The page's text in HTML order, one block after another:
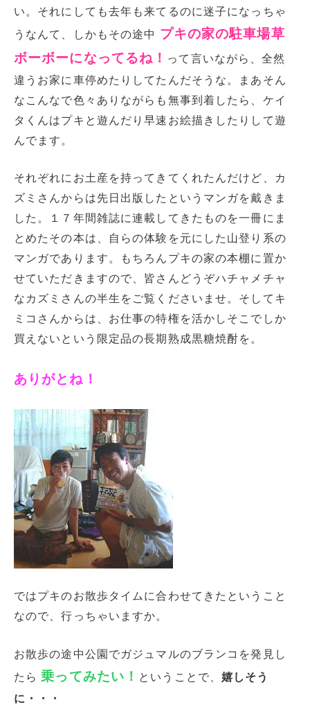
い。それにしても去年も来てるのに迷子になっちゃ
うなんて、しかもその途中 プキの家の駐車場草
ボーボーになってるね！ って言いながら、全然
違うお家に車停めたりしてたんだそうな。まあそん
なこんなで色々ありながらも無事到着したら、ケイ
タくんはプキと遊んだり早速お絵描きしたりして遊
んでます。
それぞれにお土産を持ってきてくれたんだけど、カ
ズミさんからは先日出版したというマンガを戴きま
した。１７年間雑誌に連載してきたものを一冊にま
とめたその本は、自らの体験を元にした山登り系の
マンガであります。もちろんプキの家の本棚に置か
せていただきますので、皆さんどうぞハチャメチャ
なカズミさんの半生をご覧くださいませ。そしてキ
ミコさんからは、お仕事の特権を活かしそこでしか
買えないという限定品の長期熟成黒糖焼酎を。
ありがとね！
ではプキのお散歩タイムに合わせてきたということ
なので、行っちゃいますか。
お散歩の途中公園でガジュマルのブランコを発見し
たら乗ってみたい！ ということで、嬉しそう
に・・・